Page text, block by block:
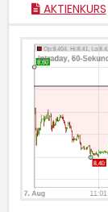
AKTIENKURS